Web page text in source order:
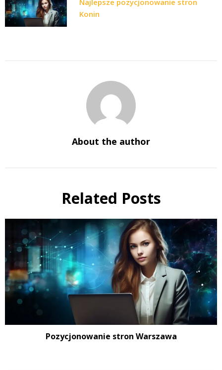
Konin
About the author
Related Posts
Pozycjonowanie stron Warszawa